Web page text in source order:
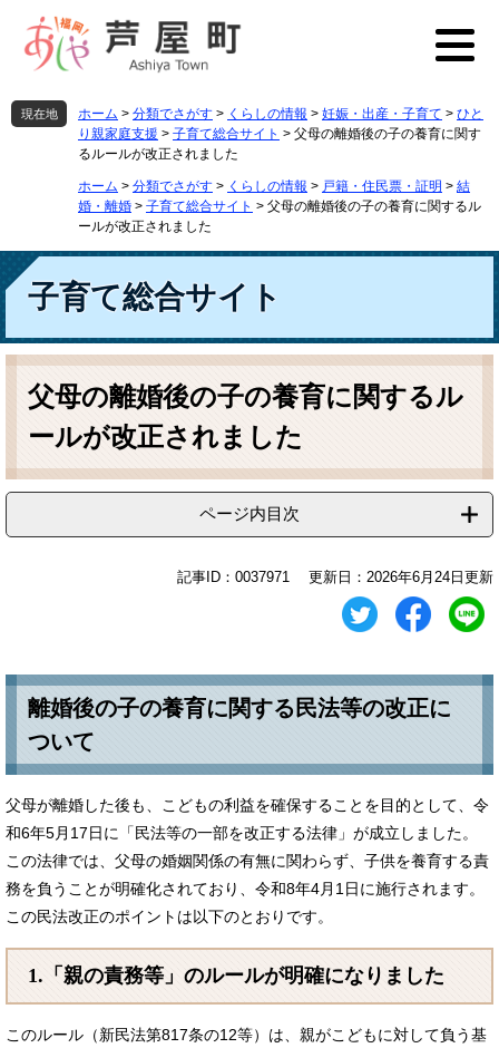
先
頭
を
飛
現在地 ホーム > 分類でさがす > くらしの情報 > 妊娠・出産・子育て > ひと
り親家庭支援 > 子育て総合サイト > 父母の離婚後の子の養育に関す
るルールが改正されました
ホーム > 分類でさがす > くらしの情報 > 戸籍・住民票・証明 > 結
婚・離婚 > 子育て総合サイト > 父母の離婚後の子の養育に関するル
ールが改正されました
子育て総合サイト
本
父母の離婚後の子の養育に関するル
ールが改正されました
ページ内目次
記事ID：0037971 更新日：2026年6月24日更新
離婚後の子の養育に関する民法等の改正に
ついて
父母が離婚した後も、こどもの利益を確保することを目的として、令
和6年5月17日に「民法等の一部を改正する法律」が成立しました。
この法律では、父母の婚姻関係の有無に関わらず、子供を養育する責
務を負うことが明確化されており、令和8年4月1日に施行されます。
この民法改正のポイントは以下のとおりです。
1.「親の責務等」のルールが明確になりました
このルール（新民法第817条の12等）は、親がこどもに対して負う基